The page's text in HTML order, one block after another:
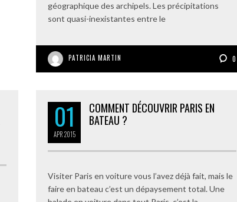
géographique des archipels. Les précipitations
sont quasi-inexistantes entre le
PATRICIA MARTIN 0
01
APR2015
COMMENT DÉCOUVRIR PARIS EN
BATEAU ?
Visiter Paris en voiture vous l’avez déjà fait, mais le
faire en bateau c’est un dépaysement total. Une